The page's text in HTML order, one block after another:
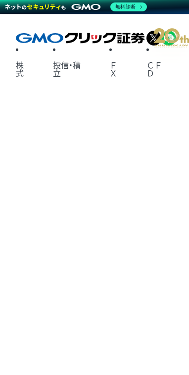
X
株
式
投信・積
立
Ｆ
Ｘ
ＣＦ
Ｄ
無料診断